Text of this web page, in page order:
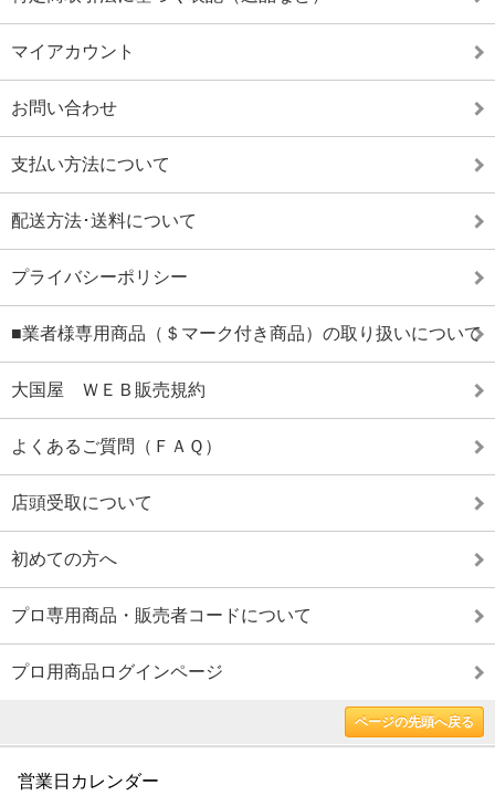
マイアカウント
お問い合わせ
支払い方法について
配送方法･送料について
プライバシーポリシー
■業者様専用商品（＄マーク付き商品）の取り扱いについて
大国屋 ＷＥＢ販売規約
よくあるご質問（ＦＡＱ）
店頭受取について
初めての方へ
プロ専用商品・販売者コードについて
プロ用商品ログインページ
ページの先頭へ戻る
営業日カレンダー